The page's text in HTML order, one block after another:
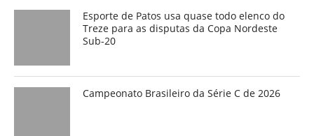
Esporte de Patos usa quase todo elenco do
Treze para as disputas da Copa Nordeste
Sub-20
Campeonato Brasileiro da Série C de 2026